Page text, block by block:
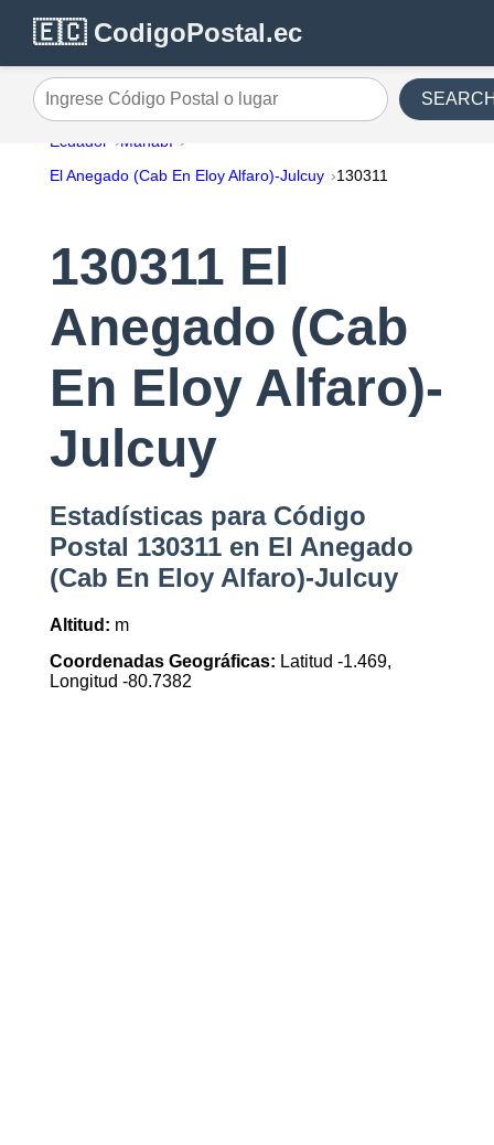
🇪🇨 CodigoPostal.ec
Ingrese Código Postal o lugar
Ecuador
Manabí
El Anegado (Cab En Eloy Alfaro)-Julcuy
130311
130311 El
Anegado (Cab
En Eloy Alfaro)-
Julcuy
Estadísticas para Código
Postal 130311 en El Anegado
(Cab En Eloy Alfaro)-Julcuy
Altitud: m
Coordenadas Geográficas: Latitud -1.469,
Longitud -80.7382